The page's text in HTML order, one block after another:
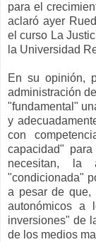
para el
aclaró ayer
el curso La
la Universidad
En su opinión,
administración
"fundamental"
y
con
capacidad"
necesitan, la
"condicionada"
a pesar de que,
autonómicos a
inversiones" de
de los medios